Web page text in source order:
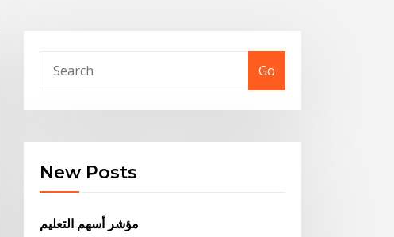
Go
New Posts
مؤشر أسهم التعليم